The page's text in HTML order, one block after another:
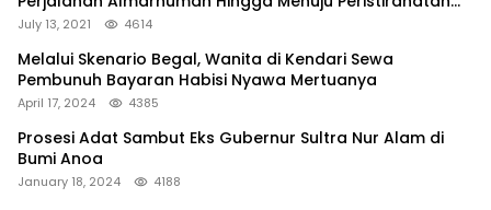
Terakhir
July 13, 2021 4614
Melalui Skenario Begal, Wanita di Kendari Sewa
Pembunuh Bayaran Habisi Nyawa Mertuanya
April 17, 2024 4385
Prosesi Adat Sambut Eks Gubernur Sultra Nur Alam di
Bumi Anoa
January 18, 2024 4188